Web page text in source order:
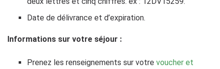
Date de délivrance et d’expiration.
Informations sur votre séjour :
Prenez les renseignements sur votre voucher et